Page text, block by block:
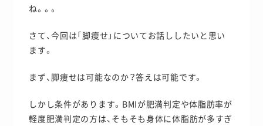
ね。。。
さて、今回は「脚痩せ」についてお話ししたいと思い
ます。
まず、脚痩せは可能なのか？答えは可能です。
しかし条件があります。BMIが肥満判定や体脂肪率が
軽度肥満判定の方は、そもそも身体に体脂肪が多すぎ